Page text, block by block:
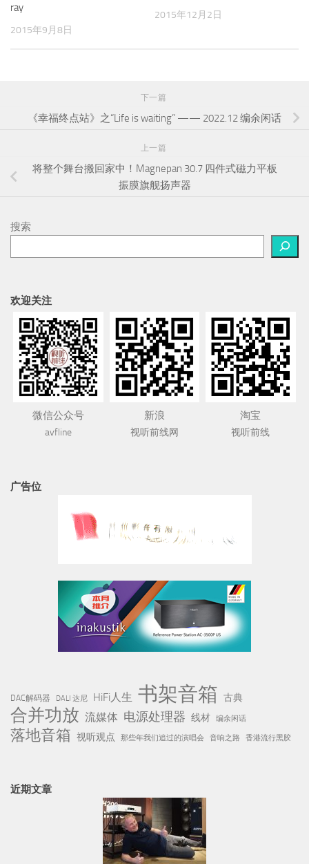
ray
2015年9月8日
2015年12月2日
下一篇
《幸福终点站》之“Life is waiting” —— 2022.12 编余闲话
上一篇
将整个舞台搬回家中！Magnepan 30.7 四件式磁力平板
振膜旗舰扬声器
搜索
欢迎关注
微信公众号
avfline
新浪
视听前线网
淘宝
视听前线
广告位
DAC解码器 DALI 达尼 HiFi人生 书架音箱 古典
合并功放 流媒体 电源处理器 线材 编余闲话
落地音箱 视听观点 那些年我们追过的演唱会 音响之路 香港流行黑胶
近期文章